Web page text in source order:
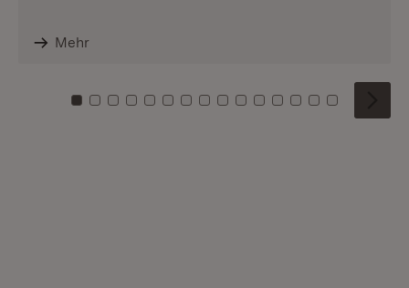
Mehr
Zu Kachel: 0
Zu Kachel: 1
Zu Kachel: 2
Zu Kachel: 3
Zu Kachel: 4
Zu Kachel: 5
Zu Kachel: 6
Zu Kachel: 7
Zu Kachel: 8
Zu Kachel: 9
Zu Kachel: 10
Zu Kachel: 11
Zu Kachel: 12
Zu Kachel:
Zu